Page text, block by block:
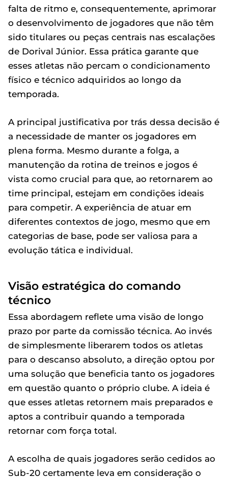
falta de ritmo e, consequentemente, aprimorar
o desenvolvimento de jogadores que não têm
sido titulares ou peças centrais nas escalações
de Dorival Júnior. Essa prática garante que
esses atletas não percam o condicionamento
físico e técnico adquiridos ao longo da
temporada.
A principal justificativa por trás dessa decisão é
a necessidade de manter os jogadores em
plena forma. Mesmo durante a folga, a
manutenção da rotina de treinos e jogos é
vista como crucial para que, ao retornarem ao
time principal, estejam em condições ideais
para competir. A experiência de atuar em
diferentes contextos de jogo, mesmo que em
categorias de base, pode ser valiosa para a
evolução tática e individual.
Visão estratégica do comando
técnico
Essa abordagem reflete uma visão de longo
prazo por parte da comissão técnica. Ao invés
de simplesmente liberarem todos os atletas
para o descanso absoluto, a direção optou por
uma solução que beneficia tanto os jogadores
em questão quanto o próprio clube. A ideia é
que esses atletas retornem mais preparados e
aptos a contribuir quando a temporada
retornar com força total.
A escolha de quais jogadores serão cedidos ao
Sub-20 certamente leva em consideração o